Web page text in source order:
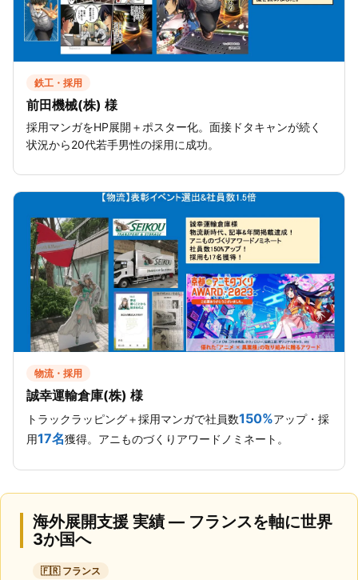
鉄工・採用
前田機械(株) 様
採用マンガをHP展開＋ポスター化。面接ドタキャンが続く
状況から20代若手男性の採用に成功。
物流・採用
誠幸運輸倉庫(株) 様
トラックラッピング＋採用マンガで社員数150%アップ・採
用17名獲得。アニものづくりアワードノミネート。
海外展開支援 実績 — フランスを軸に世界
3か国へ
🇫🇷 フランス